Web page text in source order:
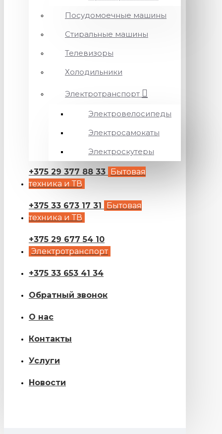
Посудомоечные машины
Стиральные машины
Телевизоры
Холодильники
Электротранспорт
Электровелосипеды
Электросамокаты
Электроскутеры
+375 29 377 88 33 Бытовая
техника и ТВ
+375 33 673 17 31
Бытовая
техника и ТВ
+375 29 677 54 10
Электротранспорт
+375 33 653 41 34
Обратный звонок
О нас
Контакты
Услуги
Новости